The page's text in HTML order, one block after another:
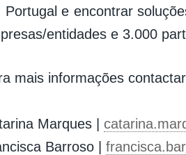
Portugal e encontrar
entidades e 3.000
mais informações contactar
Marques |
Barroso |